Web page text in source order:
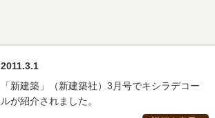
2011.3.1
「新建築」（新建築社）3月号でキシラデコー
ルが紹介されました。